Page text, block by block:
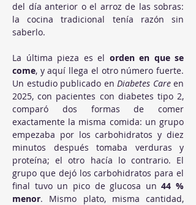
del día anterior o el arroz de las sobras:
la cocina tradicional tenía razón sin
saberlo.
La última pieza es el orden en que se
come, y aquí llega el otro número fuerte.
Un estudio publicado en Diabetes Care en
2025, con pacientes con diabetes tipo 2,
comparó dos formas de comer
exactamente la misma comida: un grupo
empezaba por los carbohidratos y diez
minutos después tomaba verduras y
proteína; el otro hacía lo contrario. El
grupo que dejó los carbohidratos para el
final tuvo un pico de glucosa un 44 %
menor. Mismo plato, misma cantidad,